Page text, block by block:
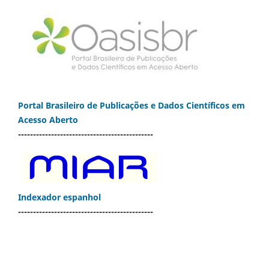
Portal Brasileiro de Publicações e Dados Científicos em
Acesso Aberto
---------------------------------------------
Indexador espanhol
---------------------------------------------